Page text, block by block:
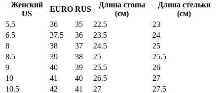
Женский
US
EURO RUS
Длина стопы
(см)
Длина стельки
(см)
5.5
36 35 22.5
23
6.5
37.5 36 23.5
24
8
38 37 24.5
25
8.5
39 38 25
25.5
9
40 39 25.5
26
10
41 40 26.5
27
10.5
42 41 27
27.5